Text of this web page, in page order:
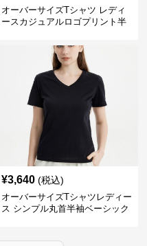
オーバーサイズTシャツ レディ
ースカジュアルロゴプリント半
¥3,640 (税込)
オーバーサイズTシャツレディー
ス シンプル丸首半袖ベーシック